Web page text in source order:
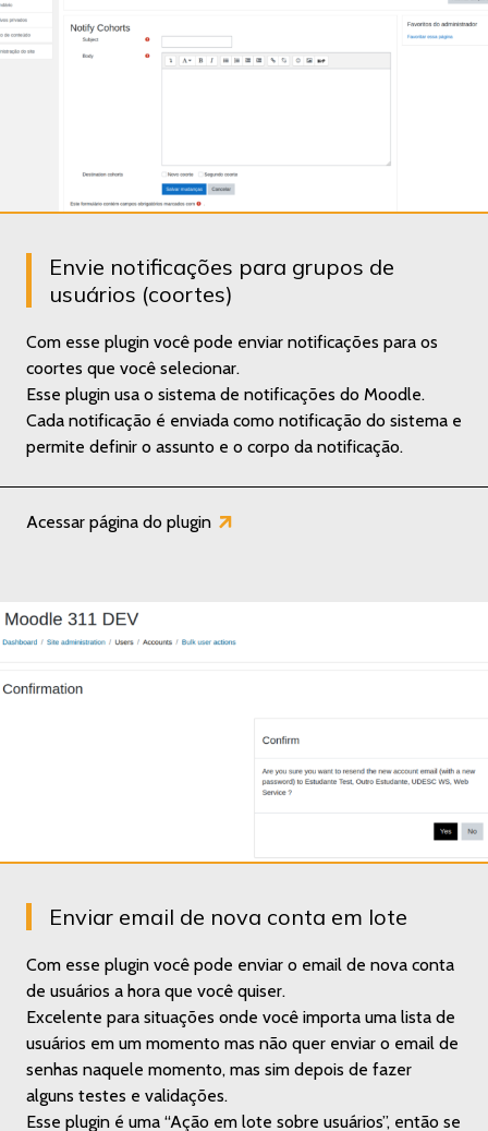
Envie notificações para grupos de
usuários (coortes)
Com esse plugin você pode enviar notificações para os
coortes que você selecionar.
Esse plugin usa o sistema de notificações do Moodle.
Cada notificação é enviada como notificação do sistema e
permite definir o assunto e o corpo da notificação.
Acessar página do plugin
Enviar email de nova conta em lote
Com esse plugin você pode enviar o email de nova conta
de usuários a hora que você quiser.
Excelente para situações onde você importa uma lista de
usuários em um momento mas não quer enviar o email de
senhas naquele momento, mas sim depois de fazer
alguns testes e validações.
Esse plugin é uma “Ação em lote sobre usuários”, então se